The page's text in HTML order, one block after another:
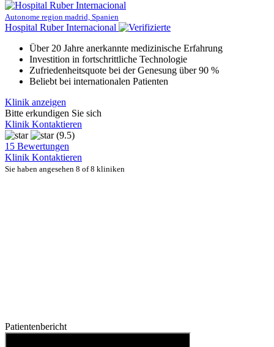
Autonome region madrid, Spanien
Hospital Ruber Internacional
Über 20 Jahre anerkannte medizinische Erfahrung
Investition in fortschrittliche Technologie
Zufriedenheitsquote bei der Genesung über 90 %
Beliebt bei internationalen Patienten
Klinik anzeigen
Bitte erkundigen Sie sich
Klinik Kontaktieren
(9.5)
15 Bewertungen
Klinik Kontaktieren
Sie haben angesehen 8 of 8 kliniken
Patientenbericht